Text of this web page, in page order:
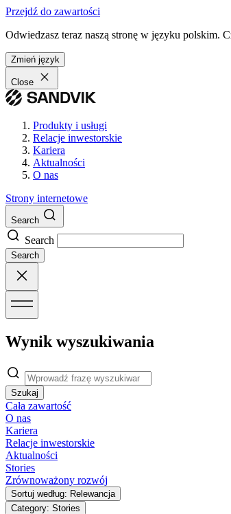
Przejdź do zawartości
Odwiedzasz teraz naszą stronę w języku polskim.
Zmień język
Close
Produkty i usługi
Relacje inwestorskie
Kariera
Aktualności
O nas
Strony internetowe
Search
Search
Search
Wynik wyszukiwania
Szukaj
Cała zawartość
O nas
Kariera
Relacje inwestorskie
Aktualności
Stories
Zrównoważony rozwój
Sortuj według: Relewancja
Category: Stories